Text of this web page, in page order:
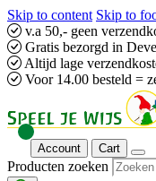
Skip to content Skip to
v.a 50,- geen
Gratis bezorgd in
Altijd lage
Voor 14.00 besteld =
Account Cart
Producten zoeken